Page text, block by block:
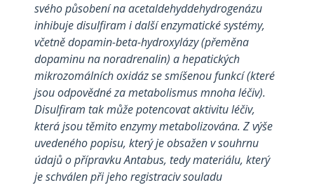
svého působení na acetaldehyddehydrogenázu
inhibuje disulfiram i další enzymatické systémy,
včetně dopamin-beta-hydroxylázy (přeměna
dopaminu na noradrenalin) a hepatických
mikrozomálních oxidáz se smíšenou funkcí (které
jsou odpovědné za metabolismus mnoha léčiv).
Disulfiram tak může potencovat aktivitu léčiv,
která jsou těmito enzymy metabolizována. Z výše
uvedeného popisu, který je obsažen v souhrnu
údajů o přípravku Antabus, tedy materiálu, který
je schválen při jeho registraciv souladu